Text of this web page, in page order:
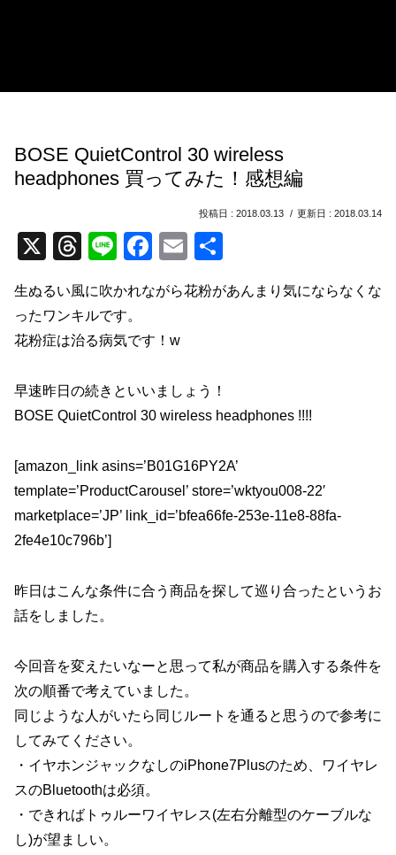
BOSE QuietControl 30 wireless
headphones 買ってみた！感想編
2018.03.13 2018.03.14
X
T
e
a
s
Li
e
F
c
e
o
o
E
m
ail
生ぬるい風に吹かれながら花粉があんまり気にならなくな
ったワンキルです。
花粉症は治る病気です！w
早速昨日の続きといいましょう！
BOSE QuietControl 30 wireless headphones !!!!
[amazon_link asins=’B01G16PY2A’
template=’ProductCarousel’ store=’wktyou008-22′
marketplace=’JP’ link_id=’bfea66fe-253e-11e8-88fa-
2fe4e10c796b’]
昨日はこんな条件に合う商品を探して巡り合ったというお
話をしました。
今回音を変えたいなーと思って私が商品を購入する条件を
次の順番で考えていました。
同じような人がいたら同じルートを通ると思うので参考に
してみてください。
・イヤホンジャックなしのiPhone7Plusのため、ワイヤレ
スのBluetoothは必須。
・できればトゥルーワイヤレス(左右分離型のケーブルな
し)が望ましい。